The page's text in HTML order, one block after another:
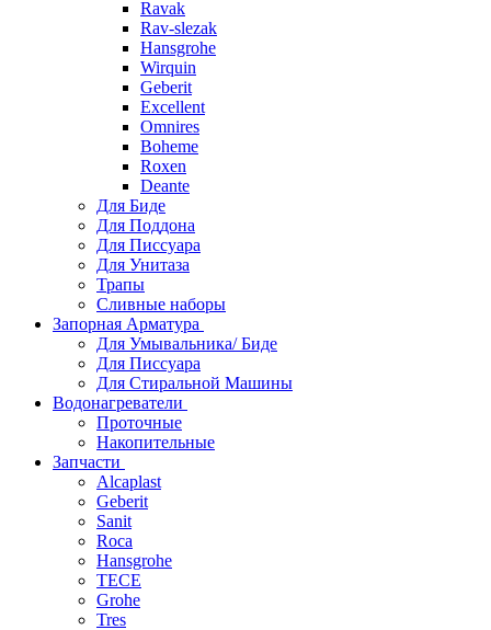
Ravak
Rav-slezak
Hansgrohe
Wirquin
Geberit
Excellent
Omnires
Boheme
Roxen
Deante
Для Биде
Для Поддона
Для Писсуара
Для Унитаза
Трапы
Сливные наборы
Запорная Арматура
Для Умывальника/ Биде
Для Писсуара
Для Стиральной Машины
Водонагреватели
Проточные
Накопительные
Запчасти
Alcaplast
Geberit
Sanit
Roca
Hansgrohe
TECE
Grohe
Tres